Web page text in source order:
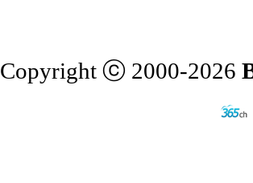
Copyright ⓒ 2000-2026